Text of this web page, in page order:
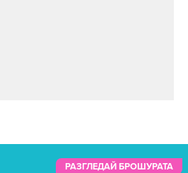
РАЗГЛЕДАЙ БРОШУРАТА